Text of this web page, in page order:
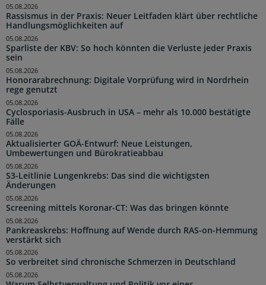
Rassismus in der Praxis: Neuer Leitfaden klärt über rechtliche
Handlungsmöglichkeiten auf
05.08.2026
Sparliste der KBV: So hoch könnten die Verluste jeder Praxis
sein
05.08.2026
Honorarabrechnung: Digitale Vorprüfung wird in Nordrhein
rege genutzt
05.08.2026
Cyclosporiasis-Ausbruch in USA – mehr als 10.000 bestätigte
Fälle
05.08.2026
Aktualisierter GOÄ-Entwurf: Neue Leistungen,
Umbewertungen und Bürokratieabbau
05.08.2026
S3-Leitlinie Lungenkrebs: Das sind die wichtigsten
Änderungen
05.08.2026
Screening mittels Koronar-CT: Was das bringen könnte
05.08.2026
Pankreaskrebs: Hoffnung auf Wende durch RAS-on-Hemmung
verstärkt sich
05.08.2026
So verbreitet sind chronische Schmerzen in Deutschland
05.08.2026
05.08.2026